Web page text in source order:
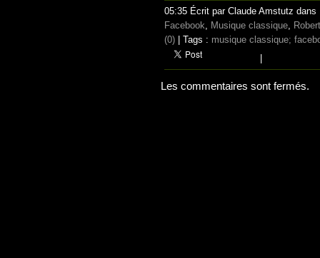
05:35 Écrit par Claude Amstutz dans
Facebook, Musique classique,
(0) | Tags : musique classique;
Les commentaires sont fermés.